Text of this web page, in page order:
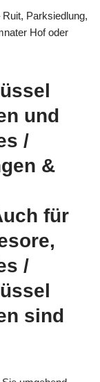
Parksiedlung,
Hof oder
und
/
&
für
/
sind